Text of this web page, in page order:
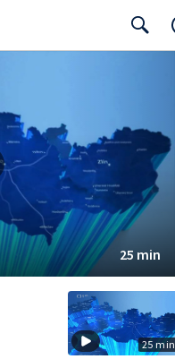
25 min
25 min